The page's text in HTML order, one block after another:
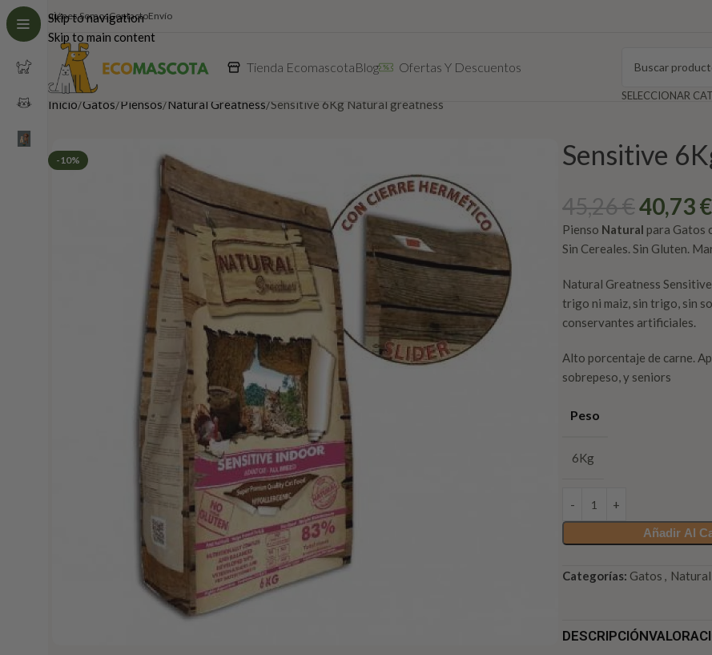
Skip to navigation
Skip to main content
Quiénes SomosContactoEnvío
Tienda EcomascotaBlog Ofertas Y Descuentos
Inicio Gatos Piensos Natural Greatness Sensitive 6Kg Natural greatness
-10% Sensitive
45,26€40,73€
Pienso Natural para Gatos
Sin Cereales. Sin Gluten.
Natural Greatness
trigo ni maiz, sin trigo, sin
conservantes artificiales.
Alto porcentaje de carne.
sobrepeso, y seniors
Peso
6Kg
Añadir Al
Categorías: Gatos ,
DESCRIPCIÓN